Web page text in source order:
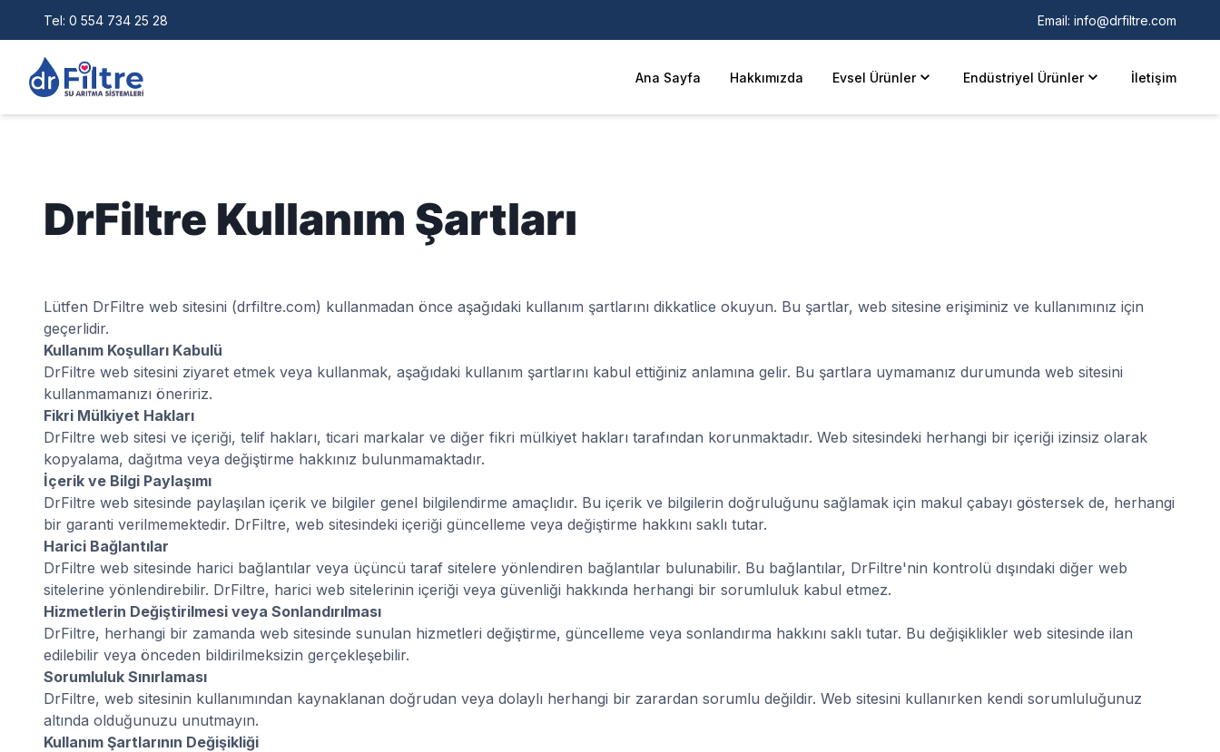
Tel: 0 554 734 25 28 Email: info@drfiltre.com
Ana Sayfa Hakkımızda Evsel Ürünler Endüstriyel Ürünler İletişim
DrFiltre Kullanım Şartları
Lütfen DrFiltre web sitesini (drfiltre.com) kullanmadan önce aşağıdaki kullanım şartlarını dikkatlice okuyun. Bu şartlar, web sitesine erişiminiz ve kullanımınız için
geçerlidir.
Kullanım Koşulları Kabulü
DrFiltre web sitesini ziyaret etmek veya kullanmak, aşağıdaki kullanım şartlarını kabul ettiğiniz anlamına gelir. Bu şartlara uymamanız durumunda web sitesini
kullanmamanızı öneririz.
Fikri Mülkiyet Hakları
DrFiltre web sitesi ve içeriği, telif hakları, ticari markalar ve diğer fikri mülkiyet hakları tarafından korunmaktadır. Web sitesindeki herhangi bir içeriği izinsiz olarak
kopyalama, dağıtma veya değiştirme hakkınız bulunmamaktadır.
İçerik ve Bilgi Paylaşımı
DrFiltre web sitesinde paylaşılan içerik ve bilgiler genel bilgilendirme amaçlıdır. Bu içerik ve bilgilerin doğruluğunu sağlamak için makul çabayı göstersek de, herhangi
bir garanti verilmemektedir. DrFiltre, web sitesindeki içeriği güncelleme veya değiştirme hakkını saklı tutar.
Harici Bağlantılar
DrFiltre web sitesinde harici bağlantılar veya üçüncü taraf sitelere yönlendiren bağlantılar bulunabilir. Bu bağlantılar, DrFiltre'nin kontrolü dışındaki diğer web
sitelerine yönlendirebilir. DrFiltre, harici web sitelerinin içeriği veya güvenliği hakkında herhangi bir sorumluluk kabul etmez.
Hizmetlerin Değiştirilmesi veya Sonlandırılması
DrFiltre, herhangi bir zamanda web sitesinde sunulan hizmetleri değiştirme, güncelleme veya sonlandırma hakkını saklı tutar. Bu değişiklikler web sitesinde ilan
edilebilir veya önceden bildirilmeksizin gerçekleşebilir.
Sorumluluk Sınırlaması
DrFiltre, web sitesinin kullanımından kaynaklanan doğrudan veya dolaylı herhangi bir zarardan sorumlu değildir. Web sitesini kullanırken kendi sorumluluğunuz
altında olduğunuzu unutmayın.
Kullanım Şartlarının Değişikliği